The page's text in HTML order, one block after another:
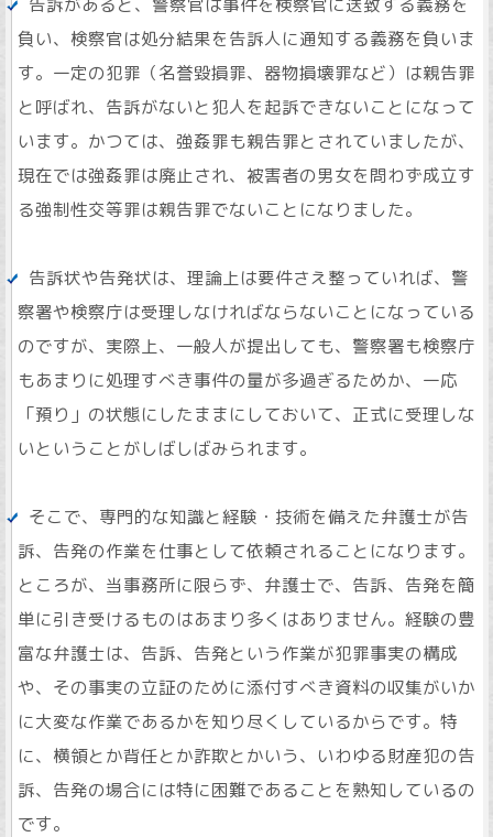
負い、検察官は処分結果を告訴人に通知する義務を負いま
す。一定の犯罪（名誉毀損罪、器物損壊罪など）は親告罪
と呼ばれ、告訴がないと犯人を起訴できないことになって
います。かつては、強姦罪も親告罪とされていましたが、
現在では強姦罪は廃止され、被害者の男女を問わず成立す
る強制性交等罪は親告罪でないことになりました。
告訴状や告発状は、理論上は要件さえ整っていれば、警
察署や検察庁は受理しなければならないことになっている
のですが、実際上、一般人が提出しても、警察署も検察庁
もあまりに処理すべき事件の量が多過ぎるためか、一応
「預り」の状態にしたままにしておいて、正式に受理しな
いということがしばしばみられます。
そこで、専門的な知識と経験・技術を備えた弁護士が告
訴、告発の作業を仕事として依頼されることになります。
ところが、当事務所に限らず、弁護士で、告訴、告発を簡
単に引き受けるものはあまり多くはありません。経験の豊
富な弁護士は、告訴、告発という作業が犯罪事実の構成
や、その事実の立証のために添付すべき資料の収集がいか
に大変な作業であるかを知り尽くしているからです。特
に、横領とか背任とか詐欺とかいう、いわゆる財産犯の告
訴、告発の場合には特に困難であることを熟知しているの
です。